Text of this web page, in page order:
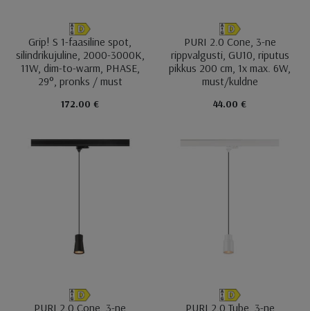
Grip! S 1-faasiline spot,
silindrikujuline, 2000-3000K,
11W, dim-to-warm, PHASE,
29°, pronks / must
172.00 €
PURI 2.0 Cone, 3-ne
rippvalgusti, GU10, riputus
pikkus 200 cm, 1x max. 6W,
must/kuldne
44.00 €
PURI 2.0 Cone, 3-ne
PURI 2.0 Tube, 3-ne